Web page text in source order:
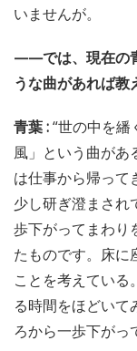
いませんが。
——では、現在の
うな曲があれば教
青葉 :“世の中を繙
風」という曲があ
は仕事から帰って
少し研ぎ澄まされ
歩下がってまわり
たものです。床に
ことを考えている
る時間をほどいて
ろから一歩下がっ